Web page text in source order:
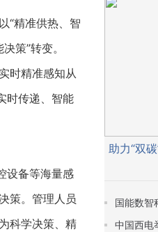
“精准供热、智
策”转变。
时精准感知从
时传递、智能
设备等海量感
策。管理人员
科学决策、精
助力“双